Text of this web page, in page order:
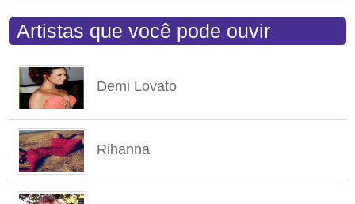
Artistas que você pode ouvir
Demi Lovato
Rihanna